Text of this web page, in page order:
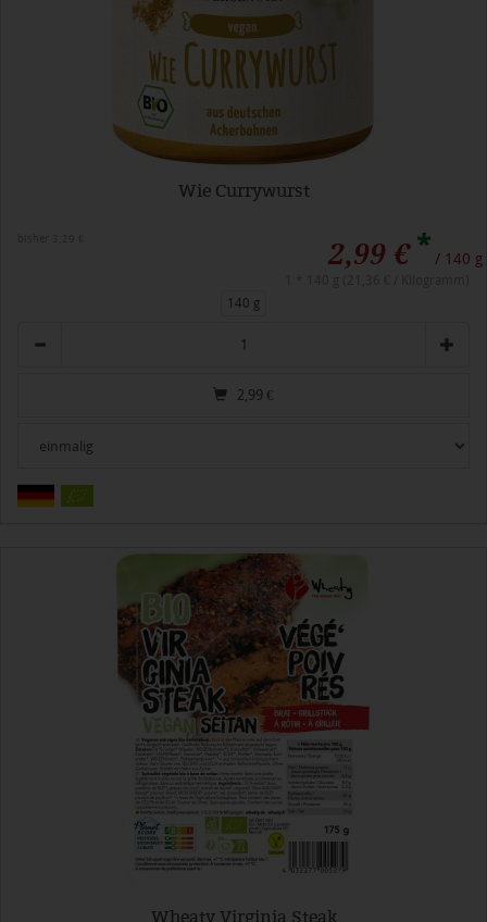
Wie Currywurst
2,99 €* / 140 g
140 g
2,99 €
Wheaty Virginia Steak